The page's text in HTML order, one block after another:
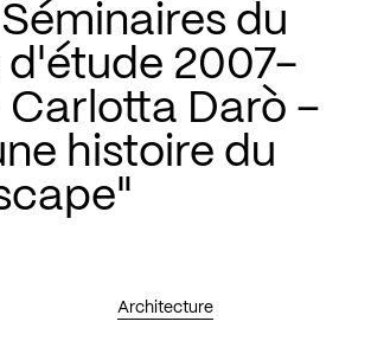
du
d'étude 2007-
Carlotta Darò –
histoire du
Architecture